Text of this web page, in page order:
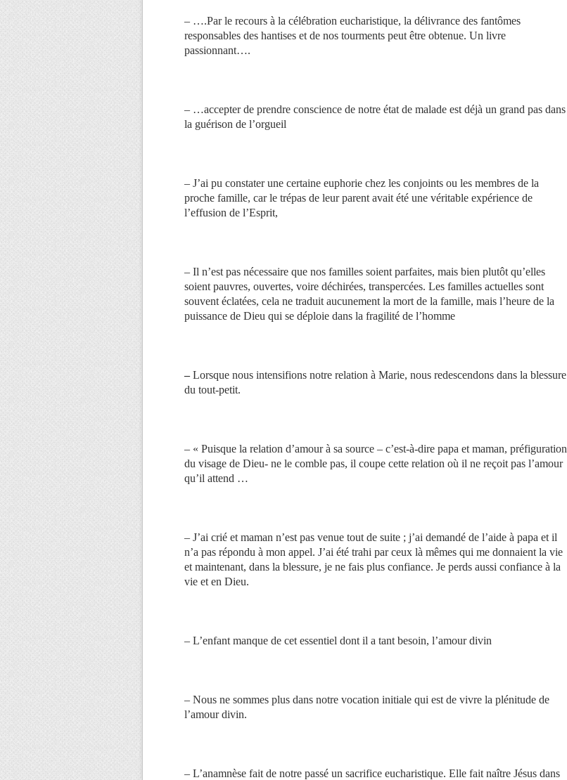
– ….Par le recours à la célébration eucharistique, la délivrance des fantômes
responsables des hantises et de nos tourments peut être obtenue. Un livre
passionnant….
– …accepter de prendre conscience de notre état de malade est déjà un grand pas dans
la guérison de l’orgueil
– J’ai pu constater une certaine euphorie chez les conjoints ou les membres de la
proche famille, car le trépas de leur parent avait été une véritable expérience de
l’effusion de l’Esprit,
– Il n’est pas nécessaire que nos familles soient parfaites, mais bien plutôt qu’elles
soient pauvres, ouvertes, voire déchirées, transpercées. Les familles actuelles sont
souvent éclatées, cela ne traduit aucunement la mort de la famille, mais l’heure de la
puissance de Dieu qui se déploie dans la fragilité de l’homme
– Lorsque nous intensifions notre relation à Marie, nous redescendons dans la blessure
du tout-petit.
– « Puisque la relation d’amour à sa source – c’est-à-dire papa et maman, préfiguration
du visage de Dieu- ne le comble pas, il coupe cette relation où il ne reçoit pas l’amour
qu’il attend …
– J’ai crié et maman n’est pas venue tout de suite ; j’ai demandé de l’aide à papa et il
n’a pas répondu à mon appel. J’ai été trahi par ceux là mêmes qui me donnaient la vie
et maintenant, dans la blessure, je ne fais plus confiance. Je perds aussi confiance à la
vie et en Dieu.
– L’enfant manque de cet essentiel dont il a tant besoin, l’amour divin
– Nous ne sommes plus dans notre vocation initiale qui est de vivre la plénitude de
l’amour divin.
– L’anamnèse fait de notre passé un sacrifice eucharistique. Elle fait naître Jésus dans